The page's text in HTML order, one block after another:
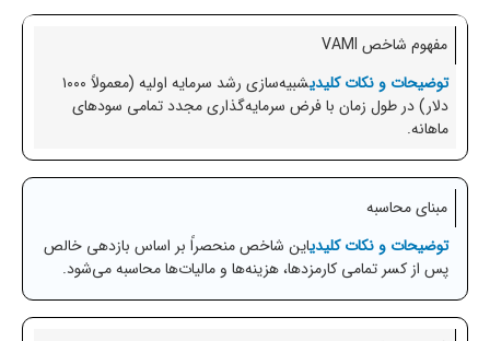
مفهوم شاخص VAMI
شبیه‌سازی رشد سرمایه اولیه (معمولاً ۱۰۰۰
دلار) در طول زمان با فرض سرمایه‌گذاری مجدد تمامی سودهای
ماهانه.
مبنای محاسبه
این شاخص منحصراً بر اساس بازدهی خالص
پس از کسر تمامی کارمزدها، هزینه‌ها و مالیات‌ها محاسبه می‌شود.